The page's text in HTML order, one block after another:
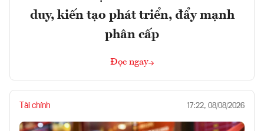
duy, kiến tạo phát triển, đẩy mạnh
phân cấp
Đọc ngay
Tài chính 17:22, 08/08/2026